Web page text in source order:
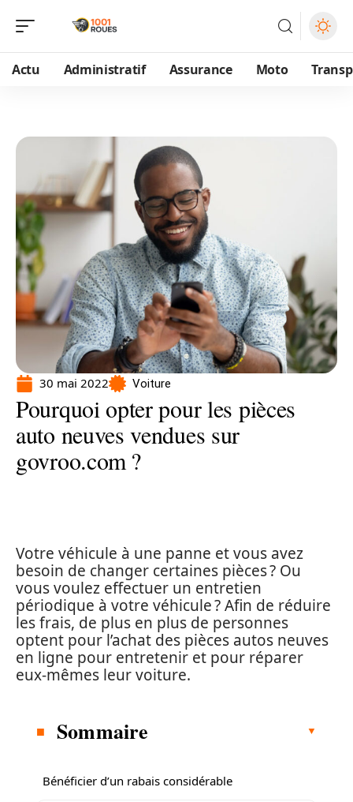
Actu Administratif Assurance Moto
30 mai 2022 Voiture
Pourquoi opter pour les pièces
auto neuves vendues sur
govroo.com ?
Votre véhicule à une panne et vous avez
besoin de changer certaines pièces ? Ou
vous voulez effectuer un entretien
périodique à votre véhicule ? Afin de réduire
les frais, de plus en plus de personnes
optent pour l’achat des pièces autos neuves
en ligne pour entretenir et pour réparer
eux-mêmes leur voiture.
Sommaire
Bénéficier d’un rabais considérable